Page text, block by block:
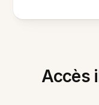
Accès